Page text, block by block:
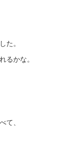
た。
るかな。
て、